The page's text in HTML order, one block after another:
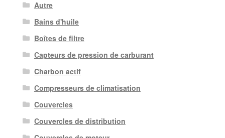
Autre
Bains d'huile
Boîtes de filtre
Capteurs de pression de carburant
Charbon actif
Compresseurs de climatisation
Couvercles
Couvercles de distribution